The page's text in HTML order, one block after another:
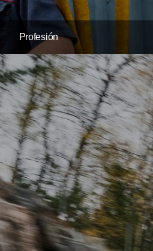
Profesión